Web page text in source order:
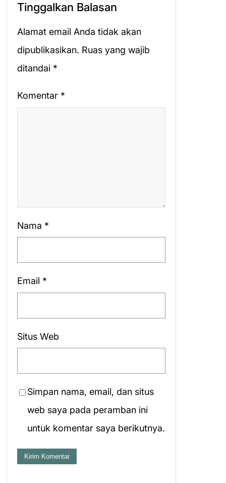
Tinggalkan Balasan
Alamat email Anda tidak akan
dipublikasikan. Ruas yang wajib
ditandai *
Komentar *
Nama *
Email *
Situs Web
Simpan nama, email, dan situs
web saya pada peramban ini
untuk komentar saya berikutnya.